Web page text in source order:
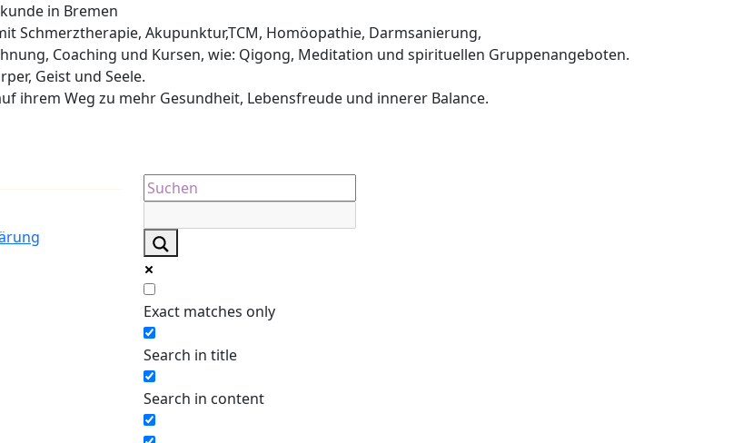
in Bremen
Schmerztherapie, Akupunktur,TCM, Homöopathie, Darmsanierung,
Coaching und Kursen, wie: Qigong, Meditation und spirituellen Gruppenangeboten.
Geist und Seele.
ihrem Weg zu mehr Gesundheit, Lebensfreude und innerer Balance.
Exact matches only
Search in title
Search in content